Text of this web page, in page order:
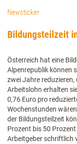
Newsticker
Bildungsteilzeit
Österreich hat eine
Alpenrepublik können
zwei Jahre
Arbeitslohn erhalten
0,76 Euro pro
Wochenstunden
der Bildungsteilzeit
Prozent bis 50
Arbeitgeber schriftlich